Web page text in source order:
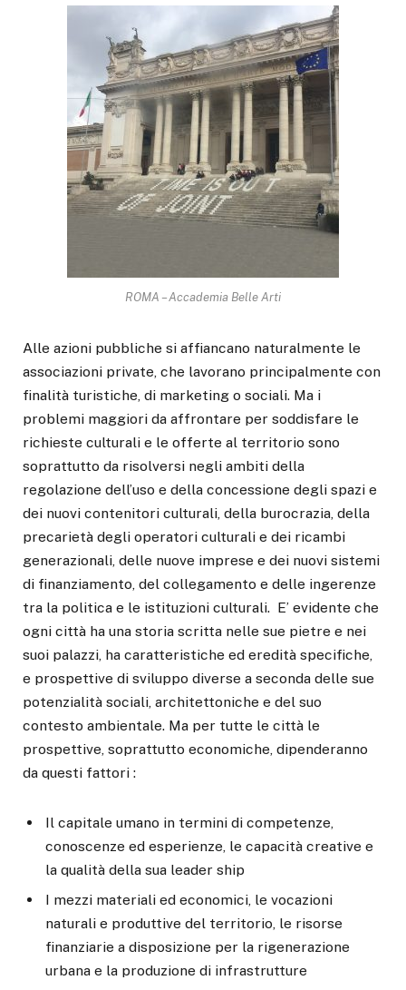
ROMA – Accademia Belle Arti
Alle azioni pubbliche si affiancano naturalmente le
associazioni private, che lavorano principalmente con
finalità turistiche, di marketing o sociali. Ma i
problemi maggiori da affrontare per soddisfare le
richieste culturali e le offerte al territorio sono
soprattutto da risolversi negli ambiti della
regolazione dell’uso e della concessione degli spazi e
dei nuovi contenitori culturali, della burocrazia, della
precarietà degli operatori culturali e dei ricambi
generazionali, delle nuove imprese e dei nuovi sistemi
di finanziamento, del collegamento e delle ingerenze
tra la politica e le istituzioni culturali. E’ evidente che
ogni città ha una storia scritta nelle sue pietre e nei
suoi palazzi, ha caratteristiche ed eredità specifiche,
e prospettive di sviluppo diverse a seconda delle sue
potenzialità sociali, architettoniche e del suo
contesto ambientale. Ma per tutte le città le
prospettive, soprattutto economiche, dipenderanno
da questi fattori :
Il capitale umano in termini di competenze,
conoscenze ed esperienze, le capacità creative e
la qualità della sua leader ship
I mezzi materiali ed economici, le vocazioni
naturali e produttive del territorio, le risorse
finanziarie a disposizione per la rigenerazione
urbana e la produzione di infrastrutture